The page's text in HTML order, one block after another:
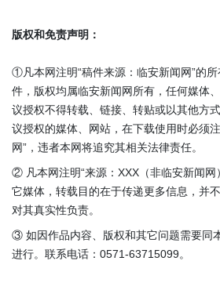
版权和免责声明：
①凡本网注明“稿件来源：临安新闻网”的
件，版权均属临安新闻网所有，任何媒体
议授权不得转载、链接、转贴或以其他方
议授权的媒体、网站，在下载使用时必须
网”，违者本网将追究其相关法律责任。
② 凡本网注明“来源：XXX（非临安新闻网
它媒体，转载目的在于传递更多信息，并
对其真实性负责。
③ 如因作品内容、版权和其它问题需要同
进行。联系电话：0571-63715099。